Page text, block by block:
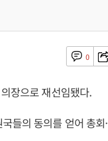
0
장으로 재선임됐다.
들의 동의를 얻어 총회·